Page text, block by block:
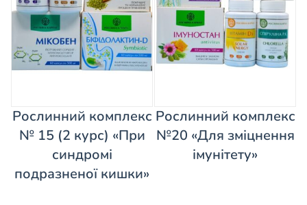
Рослинний комплекс
№ 15 (2 курс) «При
синдромі
подразненої кишки»
Рослинний комплекс
№20 «Для зміцнення
імунітету»